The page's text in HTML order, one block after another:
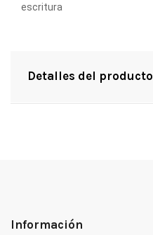
escritura
Detalles del producto
Información